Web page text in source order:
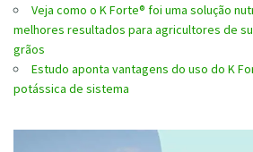
Veja como o K Forte® foi uma solução
melhores resultados para agricultores de
grãos
Estudo aponta vantagens do uso do K
potássica de sistema